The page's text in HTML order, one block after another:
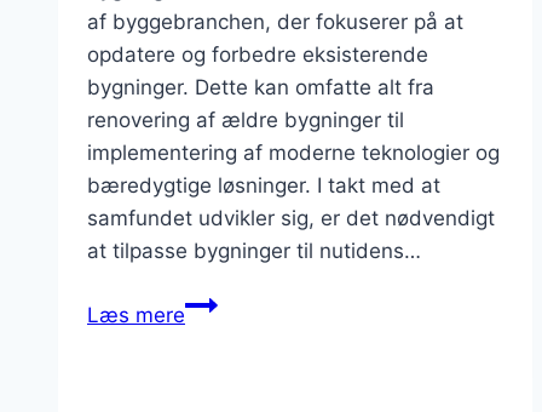
af byggebranchen, der fokuserer på at
opdatere og forbedre eksisterende
bygninger. Dette kan omfatte alt fra
renovering af ældre bygninger til
implementering af moderne teknologier og
bæredygtige løsninger. I takt med at
samfundet udvikler sig, er det nødvendigt
at tilpasse bygninger til nutidens…
Læs mereModernisering